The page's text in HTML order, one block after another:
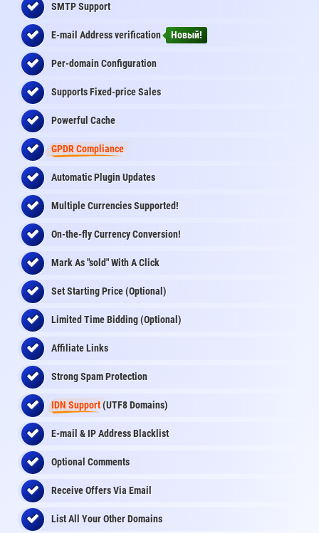
SMTP Support
E-mail Addressverification Новый!
Per-domain Configuration
Supports Fixed-price Sales
Powerful Cache
GPDR Compliance
Automatic Plugin Updates
Multiple Currencies Supported!
On-the-flyCurrency Conversion!
Mark As "sold" With A Click
Set Starting Price (Optional)
Limited Time Bidding (Optional)
Affiliate Links
Strong Spam Protection
IDN Support(UTF8 Domains)
E-mail & IP Address Blacklist
Optional Comments
Receive Offers Via Email
List All Your Other Domains